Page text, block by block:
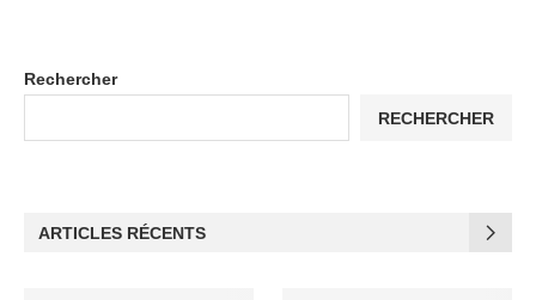
Rechercher
RECHERCHER
ARTICLES RÉCENTS